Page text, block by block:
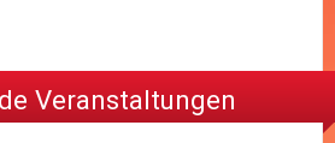
Veranstaltungen